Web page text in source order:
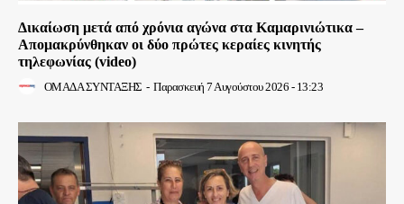
Δικαίωση μετά από χρόνια αγώνα στα Καμαρινιώτικα –
Απομακρύνθηκαν οι δύο πρώτες κεραίες κινητής
τηλεφωνίας (video)
ΟΜΑΔΑ ΣΥΝΤΑΞΗΣ - Παρασκευή 7 Αυγούστου 2026 - 13:23